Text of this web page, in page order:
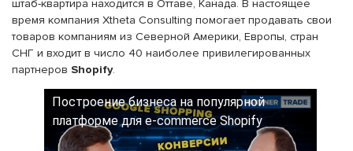
штаб-квартира находится в Оттаве, Канада. В настоящее
время компания Xthetа Consulting помогает продавать свои
товаров компаниям из Северной Америки, Европы, стран
СНГ и входит в число 40 наиболее привилегированных
партнеров Shopify.
Построение бизнеса на популярной
платформе для e-commerce Shopify